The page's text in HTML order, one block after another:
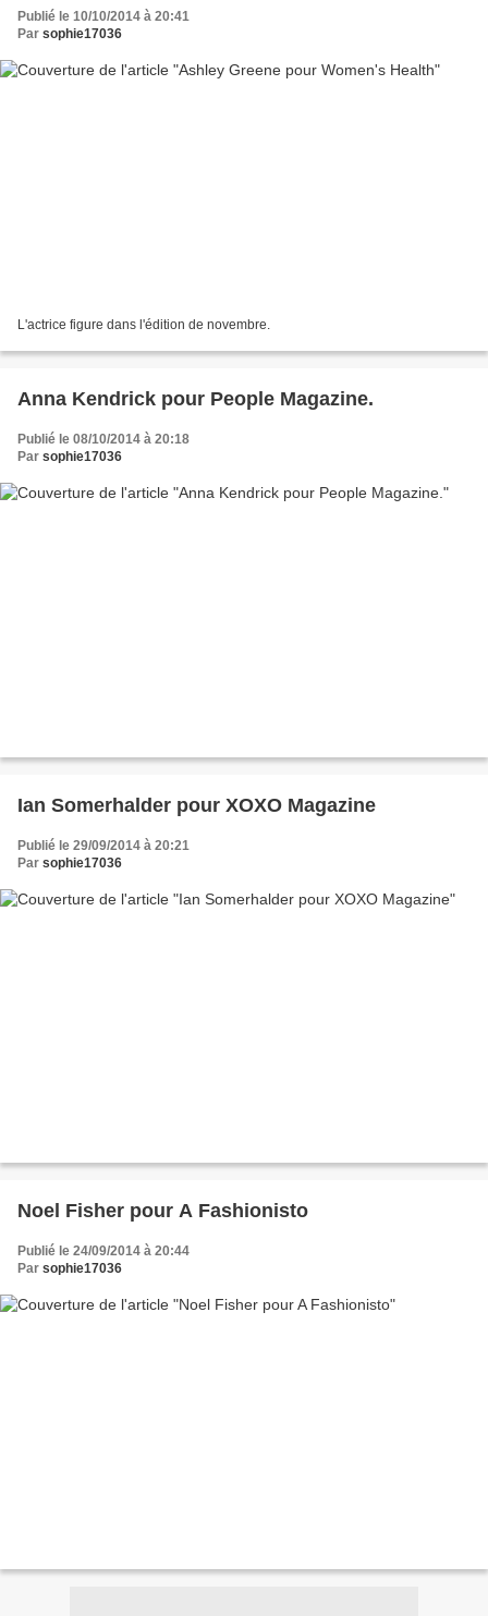
Publié le 10/10/2014 à 20:41
Par sophie17036
L'actrice figure dans l'édition de novembre.
Anna Kendrick pour People Magazine.
Publié le 08/10/2014 à 20:18
Par sophie17036
Ian Somerhalder pour XOXO Magazine
Publié le 29/09/2014 à 20:21
Par sophie17036
Noel Fisher pour A Fashionisto
Publié le 24/09/2014 à 20:44
Par sophie17036